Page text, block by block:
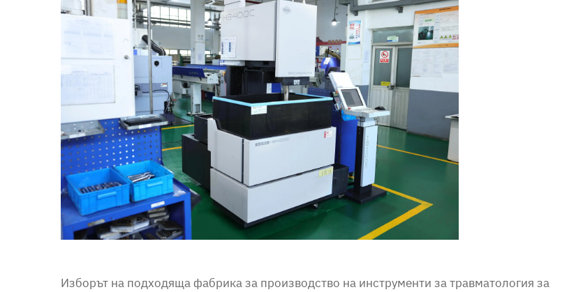
Изборът на подходяща фабрика за производство на инструменти за травматология за